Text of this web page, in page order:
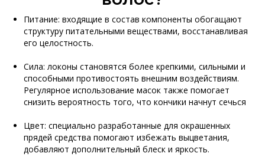
Питание: входящие в состав компоненты обогащают
структуру питательными веществами, восстанавливая
его целостность.
Сила: локоны становятся более крепкими, сильными и
способными противостоять внешним воздействиям.
Регулярное использование масок также помогает
снизить вероятность того, что кончики начнут сечься
Цвет: специально разработанные для окрашенных
прядей средства помогают избежать выцветания,
добавляют дополнительный блеск и яркость.